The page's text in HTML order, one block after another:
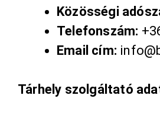
Közösségi
Telefonszám:
Email cím:
Tárhely szolgáltató